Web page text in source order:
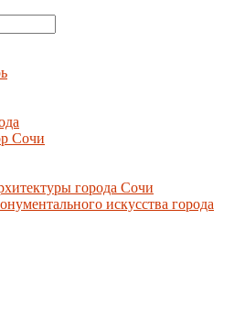
Сочи
города Сочи
искусства города